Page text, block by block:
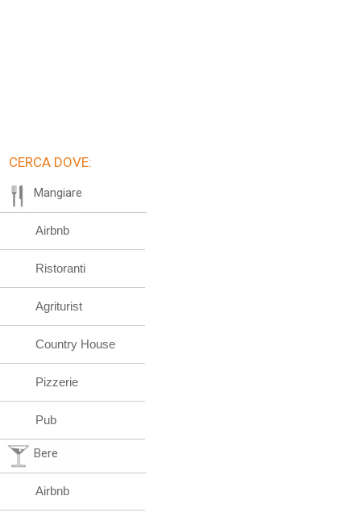
CERCA DOVE:
Mangiare
Airbnb
Ristoranti
Agriturist
Country House
Pizzerie
Pub
Bere
Airbnb